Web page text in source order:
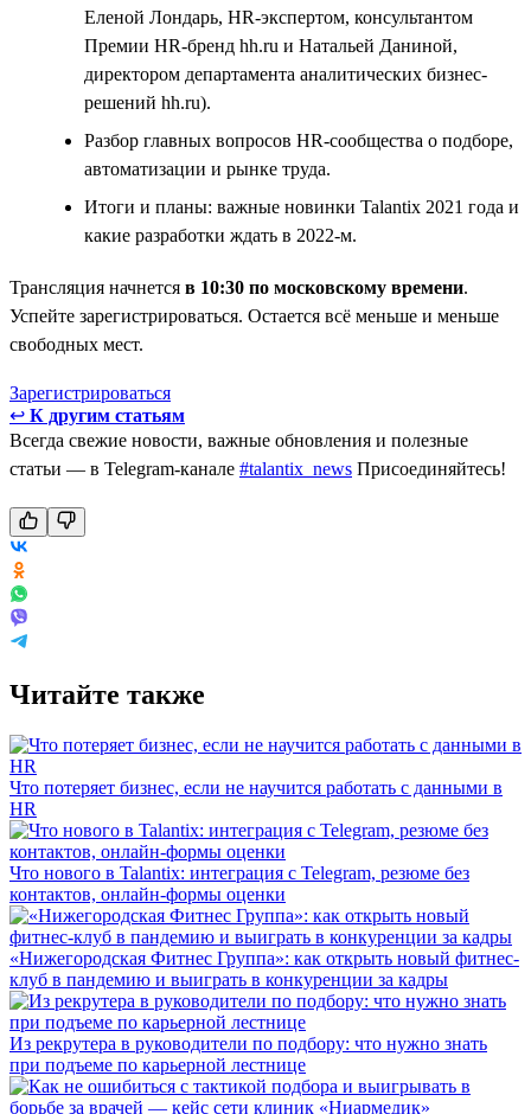
Еленой Лондарь, HR-экспертом, консультантом
Премии HR-бренд hh.ru и Натальей Даниной,
директором департамента аналитических бизнес-
решений hh.ru).
Разбор главных вопросов HR-сообщества о подборе,
автоматизации и рынке труда.
Итоги и планы: важные новинки Talantix 2021 года и
какие разработки ждать в 2022-м.
Трансляция начнется в 10:30 по московскому времени.
Успейте зарегистрироваться. Остается всё меньше и меньше
свободных мест.
Зарегистрироваться
↩ К другим статьям
Всегда свежие новости, важные обновления и полезные
статьи — в Telegram-канале #talantix_news Присоединяйтесь!
Читайте также
Что потеряет бизнес, если не научится работать с данными в
HR
Что нового в Talantix: интеграция с Telegram, резюме без
контактов, онлайн-формы оценки
«Нижегородская Фитнес Группа»: как открыть новый фитнес-
клуб в пандемию и выиграть в конкуренции за кадры
Из рекрутера в руководители по подбору: что нужно знать
при подъеме по карьерной лестнице